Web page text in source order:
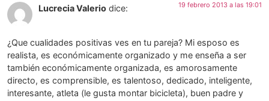
Lucrecia Valerio dice: 19 febrero 2013 a las 19:01
¿Que cualidades positivas ves en tu pareja? Mi esposo es
realista, es económicamente organizado y me enseña a ser
también económicamente organizada, es amorosamente
directo, es comprensible, es talentoso, dedicado, inteligente,
interesante, atleta (le gusta montar bicicleta), buen padre y